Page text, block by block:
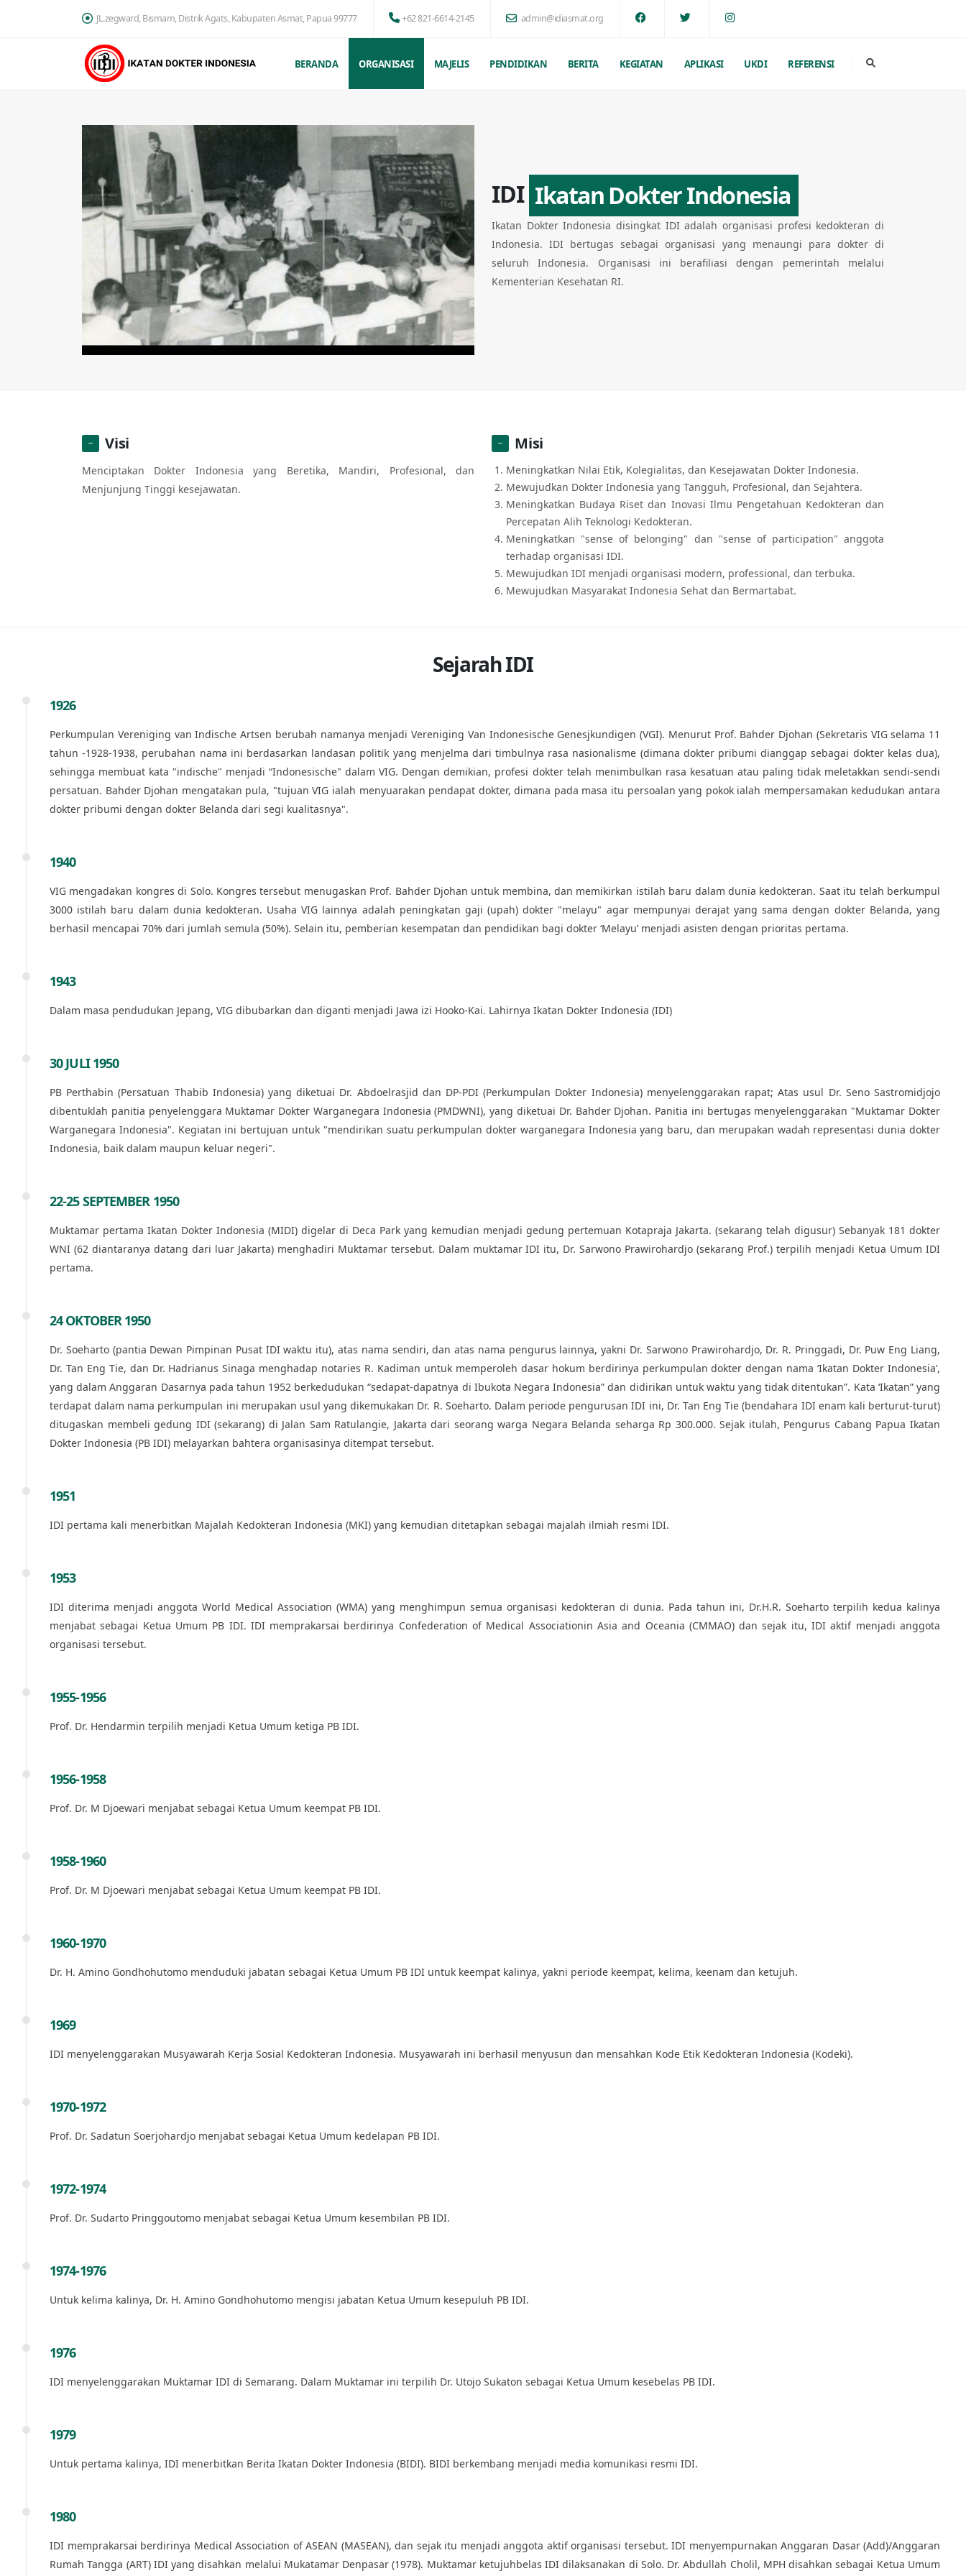
JL.zegward, Bismam, Distrik Agats, Kabupaten Asmat, Papua 99777 +62 821-6614-2145 admin@idiasmat.org
BERANDA ORGANISASI MAJELIS PENDIDIKAN BERITA KEGIATAN APLIKASI UKDI REFERENSI
IDI Ikatan Dokter Indonesia
Ikatan Dokter Indonesia disingkat IDI adalah organisasi profesi kedokteran di
Indonesia. IDI bertugas sebagai organisasi yang menaungi para dokter di
seluruh Indonesia. Organisasi ini berafiliasi dengan pemerintah melalui
Kementerian Kesehatan RI.
Visi
Menciptakan Dokter Indonesia yang Beretika, Mandiri, Profesional, dan
Menjunjung Tinggi kesejawatan.
Misi
Meningkatkan Nilai Etik, Kolegialitas, dan Kesejawatan Dokter Indonesia.
Mewujudkan Dokter Indonesia yang Tangguh, Profesional, dan Sejahtera.
Meningkatkan Budaya Riset dan Inovasi Ilmu Pengetahuan Kedokteran dan
Percepatan Alih Teknologi Kedokteran.
Meningkatkan "sense of belonging" dan "sense of participation" anggota
terhadap organisasi IDI.
Mewujudkan IDI menjadi organisasi modern, professional, dan terbuka.
Mewujudkan Masyarakat Indonesia Sehat dan Bermartabat.
Sejarah IDI
1926
Perkumpulan Vereniging van Indische Artsen berubah namanya menjadi Vereniging Van Indonesische Genesjkundigen (VGI). Menurut Prof. Bahder Djohan (Sekretaris VIG selama 11
tahun -1928-1938, perubahan nama ini berdasarkan landasan politik yang menjelma dari timbulnya rasa nasionalisme (dimana dokter pribumi dianggap sebagai dokter kelas dua),
sehingga membuat kata "indische" menjadi “Indonesische" dalam VIG. Dengan demikian, profesi dokter telah menimbulkan rasa kesatuan atau paling tidak meletakkan sendi-sendi
persatuan. Bahder Djohan mengatakan pula, "tujuan VIG ialah menyuarakan pendapat dokter, dimana pada masa itu persoalan yang pokok ialah mempersamakan kedudukan antara
dokter pribumi dengan dokter Belanda dari segi kualitasnya".
1940
VIG mengadakan kongres di Solo. Kongres tersebut menugaskan Prof. Bahder Djohan untuk membina, dan memikirkan istilah baru dalam dunia kedokteran. Saat itu telah berkumpul
3000 istilah baru dalam dunia kedokteran. Usaha VIG lainnya adalah peningkatan gaji (upah) dokter "melayu" agar mempunyai derajat yang sama dengan dokter Belanda, yang
berhasil mencapai 70% dari jumlah semula (50%). Selain itu, pemberian kesempatan dan pendidikan bagi dokter ‘Melayu’ menjadi asisten dengan prioritas pertama.
1943
Dalam masa pendudukan Jepang, VIG dibubarkan dan diganti menjadi Jawa izi Hooko-Kai. Lahirnya Ikatan Dokter Indonesia (IDI)
30 JULI 1950
PB Perthabin (Persatuan Thabib Indonesia) yang diketuai Dr. Abdoelrasjid dan DP-PDI (Perkumpulan Dokter Indonesia) menyelenggarakan rapat; Atas usul Dr. Seno Sastromidjojo
dibentuklah panitia penyelenggara Muktamar Dokter Warganegara Indonesia (PMDWNI), yang diketuai Dr. Bahder Djohan. Panitia ini bertugas menyelenggarakan "Muktamar Dokter
Warganegara Indonesia". Kegiatan ini bertujuan untuk "mendirikan suatu perkumpulan dokter warganegara Indonesia yang baru, dan merupakan wadah representasi dunia dokter
Indonesia, baik dalam maupun keluar negeri".
22-25 SEPTEMBER 1950
Muktamar pertama Ikatan Dokter Indonesia (MIDI) digelar di Deca Park yang kemudian menjadi gedung pertemuan Kotapraja Jakarta. (sekarang telah digusur) Sebanyak 181 dokter
WNI (62 diantaranya datang dari luar Jakarta) menghadiri Muktamar tersebut. Dalam muktamar IDI itu, Dr. Sarwono Prawirohardjo (sekarang Prof.) terpilih menjadi Ketua Umum IDI
pertama.
24 OKTOBER 1950
Dr. Soeharto (pantia Dewan Pimpinan Pusat IDI waktu itu), atas nama sendiri, dan atas nama pengurus lainnya, yakni Dr. Sarwono Prawirohardjo, Dr. R. Pringgadi, Dr. Puw Eng Liang,
Dr. Tan Eng Tie, dan Dr. Hadrianus Sinaga menghadap notaries R. Kadiman untuk memperoleh dasar hokum berdirinya perkumpulan dokter dengan nama ‘Ikatan Dokter Indonesia’,
yang dalam Anggaran Dasarnya pada tahun 1952 berkedudukan “sedapat-dapatnya di Ibukota Negara Indonesia” dan didirikan untuk waktu yang tidak ditentukan”. Kata ‘Ikatan” yang
terdapat dalam nama perkumpulan ini merupakan usul yang dikemukakan Dr. R. Soeharto. Dalam periode pengurusan IDI ini, Dr. Tan Eng Tie (bendahara IDI enam kali berturut-turut)
ditugaskan membeli gedung IDI (sekarang) di Jalan Sam Ratulangie, Jakarta dari seorang warga Negara Belanda seharga Rp 300.000. Sejak itulah, Pengurus Cabang Papua Ikatan
Dokter Indonesia (PB IDI) melayarkan bahtera organisasinya ditempat tersebut.
1951
IDI pertama kali menerbitkan Majalah Kedokteran Indonesia (MKI) yang kemudian ditetapkan sebagai majalah ilmiah resmi IDI.
1953
IDI diterima menjadi anggota World Medical Association (WMA) yang menghimpun semua organisasi kedokteran di dunia. Pada tahun ini, Dr.H.R. Soeharto terpilih kedua kalinya
menjabat sebagai Ketua Umum PB IDI. IDI memprakarsai berdirinya Confederation of Medical Associationin Asia and Oceania (CMMAO) dan sejak itu, IDI aktif menjadi anggota
organisasi tersebut.
1955-1956
Prof. Dr. Hendarmin terpilih menjadi Ketua Umum ketiga PB IDI.
1956-1958
Prof. Dr. M Djoewari menjabat sebagai Ketua Umum keempat PB IDI.
1958-1960
Prof. Dr. M Djoewari menjabat sebagai Ketua Umum keempat PB IDI.
1960-1970
Dr. H. Amino Gondhohutomo menduduki jabatan sebagai Ketua Umum PB IDI untuk keempat kalinya, yakni periode keempat, kelima, keenam dan ketujuh.
1969
IDI menyelenggarakan Musyawarah Kerja Sosial Kedokteran Indonesia. Musyawarah ini berhasil menyusun dan mensahkan Kode Etik Kedokteran Indonesia (Kodeki).
1970-1972
Prof. Dr. Sadatun Soerjohardjo menjabat sebagai Ketua Umum kedelapan PB IDI.
1972-1974
Prof. Dr. Sudarto Pringgoutomo menjabat sebagai Ketua Umum kesembilan PB IDI.
1974-1976
Untuk kelima kalinya, Dr. H. Amino Gondhohutomo mengisi jabatan Ketua Umum kesepuluh PB IDI.
1976
IDI menyelenggarakan Muktamar IDI di Semarang. Dalam Muktamar ini terpilih Dr. Utojo Sukaton sebagai Ketua Umum kesebelas PB IDI.
1979
Untuk pertama kalinya, IDI menerbitkan Berita Ikatan Dokter Indonesia (BIDI). BIDI berkembang menjadi media komunikasi resmi IDI.
1980
IDI memprakarsai berdirinya Medical Association of ASEAN (MASEAN), dan sejak itu menjadi anggota aktif organisasi tersebut. IDI menyempurnakan Anggaran Dasar (Add)/Anggaran
Rumah Tangga (ART) IDI yang disahkan melalui Mukatamar Denpasar (1978). Muktamar ketujuhbelas IDI dilaksanakan di Solo. Dr. Abdullah Cholil, MPH disahkan sebagai Ketua Umum